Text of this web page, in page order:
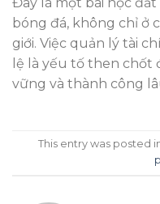
bóng đá, không chỉ ở
giới. Việc quản lý tài
lệ là yếu tố then chốt
vững và thành công
This entry was posted